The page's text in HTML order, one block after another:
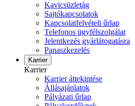
Kavicsüzletág
Sajtókapcsolatok
Kapcsolatfelvételi űrlap
Telefonos ügyfélszolgálat
Jelentkezés gyárlátogatásra
Panaszkezelés
Karrier
Karrier
Karrier áttekintése
Állásajánlatok
Pályázati űrlap